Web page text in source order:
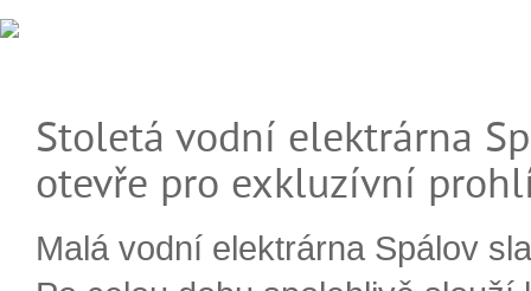
Stoletá vodní elektrárna
otevře pro exkluzívní
Malá vodní elektrárna Spálov